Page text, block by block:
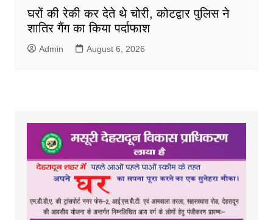
घरों की रेकी कर देते थे चोरी, कोटद्वार पुलिस ने
शातिर गैंग का किया पर्दाफाश
Admin August 6, 2026